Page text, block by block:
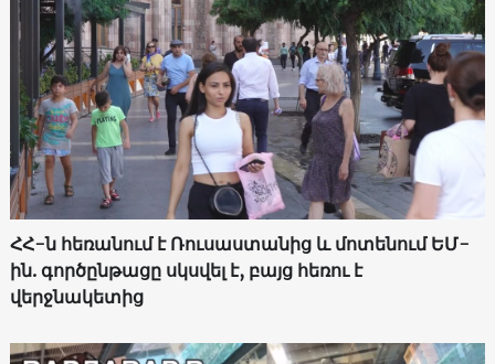
ՀՀ-ն հեռանում է Ռուսաստանից և մոտենում ԵՄ-
ին. գործընթացը սկսվել է, բայց հեռու է
վերջնակետից